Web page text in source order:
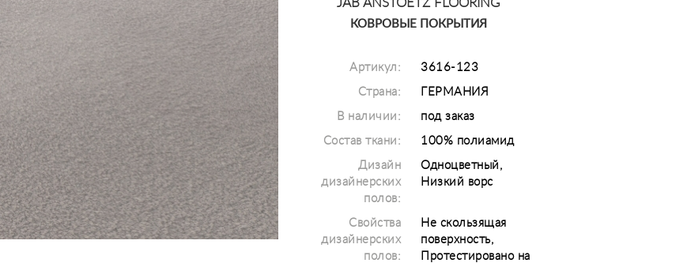
JAB ANSTOETZ FLOORING
КОВРОВЫЕ ПОКРЫТИЯ
Артикул: 3616-123
Страна: ГЕРМАНИЯ
В наличии: под заказ
Состав ткани: 100% полиамид
Дизайн
дизайнерских
полов:
Одноцветный,
Низкий ворс
Свойства
дизайнерских
полов:
Не скользящая
поверхность,
Протестировано на